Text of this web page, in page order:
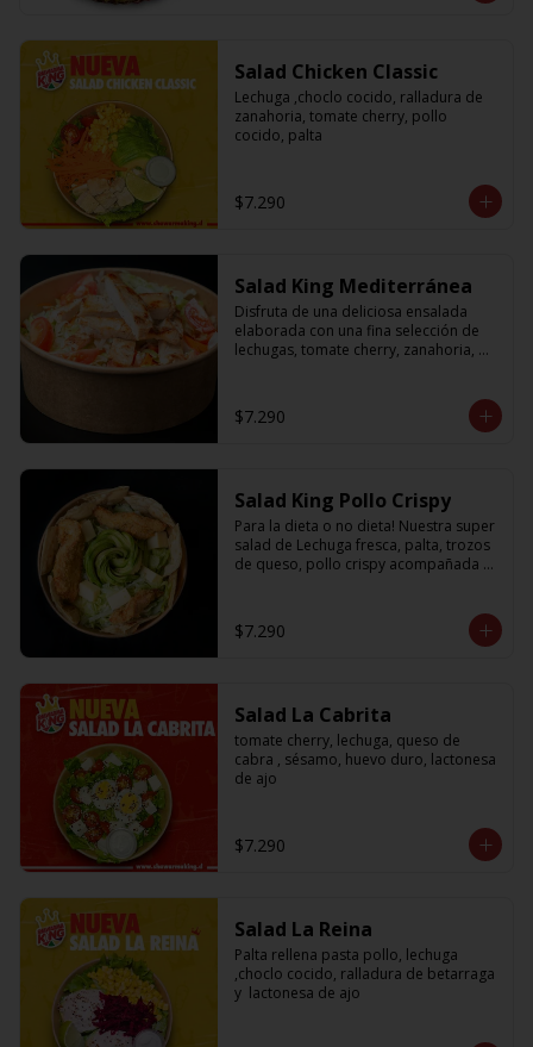
Salad Chicken Classic
Lechuga ,choclo cocido, ralladura de
zanahoria, tomate cherry, pollo
cocido, palta
$7.290
Salad King Mediterránea
Disfruta de una deliciosa ensalada
elaborada con una fina selección de
lechugas, tomate cherry, zanahoria,
$7.290
Salad King Pollo Crispy
Para la dieta o no dieta! Nuestra super
salad de Lechuga fresca, palta, trozos
de queso, pollo crispy acompañada
$7.290
Salad La Cabrita
tomate cherry, lechuga, queso de
cabra , sésamo, huevo duro, lactonesa
de ajo
$7.290
Salad La Reina
Palta rellena pasta pollo, lechuga
,choclo cocido, ralladura de betarraga
y  lactonesa de ajo